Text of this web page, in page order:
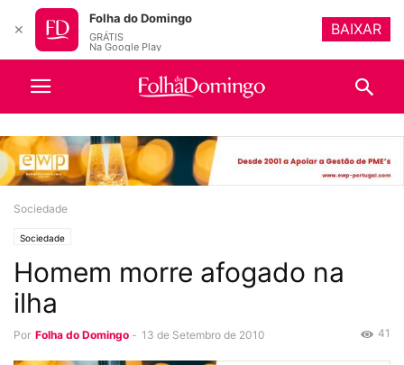
Sociedade
Sociedade
Homem morre afogado na
ilha
Por Folha do Domingo - 13 de Setembro de 2010 41
✕
Folha do Domingo
GRÁTIS
Na Google Play
BAIXAR